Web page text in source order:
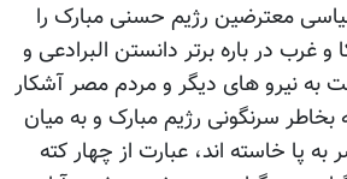
معترضین رژیم حسنی مبارک را
و غرب در باره برتر دانستن البرادعی و
به نیرو های دیگر و مردم مصر آشکار
سرنگونی رژیم مبارک و به میان
پا خاسته اند، عبارت از چهار کته